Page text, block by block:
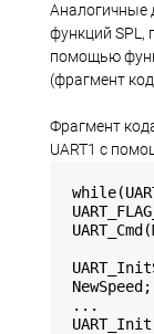
Аналогичные
функций SPL,
помощью
(фрагмент
Фрагмент
UART1 с
NewSpeed;
...